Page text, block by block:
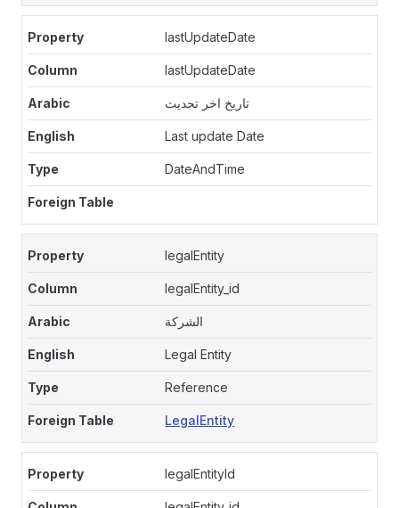
lastUpdateDate
lastUpdateDate
تاريخ اخر تحديث
Last update Date
DateAndTime
legalEntity
legalEntity_id
الشركة
Legal Entity
Reference
LegalEntity
legalEntityId